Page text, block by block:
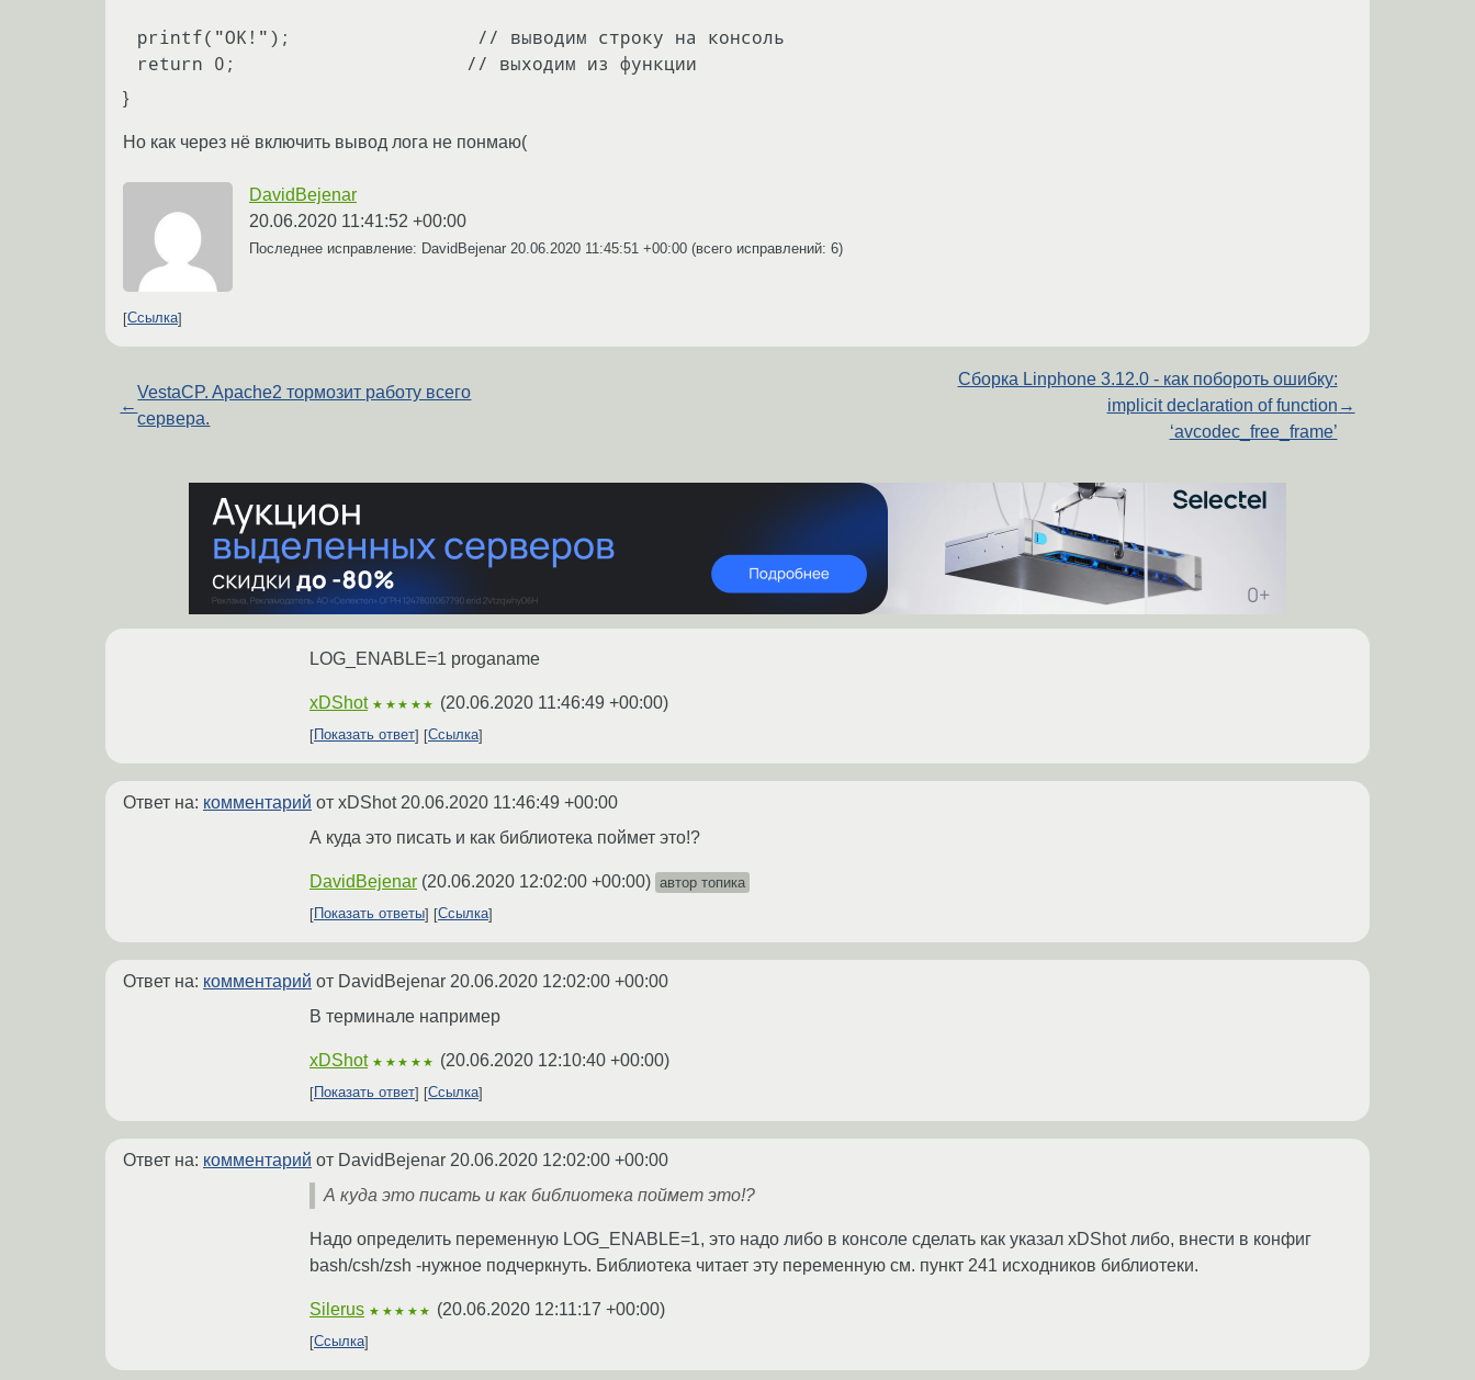
printf("OK!");                 // выводим строку на консоль
}
Но как через нё включить вывод лога не понмаю(
DavidBejenar
20.06.2020 11:41:52 +00:00
Последнее исправление: DavidBejenar 20.06.2020 11:45:51 +00:00 (всего исправлений: 6)
Ссылка
←
VestaCP. Apache2 тормозит работу всего
сервера.
Сборка Linphone 3.12.0 - как побороть ошибку:
implicit declaration of function
‘avcodec_free_frame’
→
LOG_ENABLE=1 proganame
xDShot ★★★★★ (20.06.2020 11:46:49 +00:00)
Показать ответ Ссылка
Ответ на: комментарий от xDShot 20.06.2020 11:46:49 +00:00
А куда это писать и как библиотека поймет это!?
DavidBejenar (20.06.2020 12:02:00 +00:00) автор топика
Показать ответы
Ссылка
Ответ на: комментарий от DavidBejenar 20.06.2020 12:02:00 +00:00
В терминале например
xDShot ★★★★★ (20.06.2020 12:10:40 +00:00)
Показать ответ Ссылка
Ответ на: комментарий от DavidBejenar 20.06.2020 12:02:00 +00:00
А куда это писать и как библиотека поймет это!?
Надо определить переменную LOG_ENABLE=1, это надо либо в консоле сделать как указал xDShot либо, внести в конфиг
bash/csh/zsh -нужное подчеркнуть. Библиотека читает эту переменную см. пункт 241 исходников библиотеки.
Silerus ★★★★★ (20.06.2020 12:11:17 +00:00)
Ссылка